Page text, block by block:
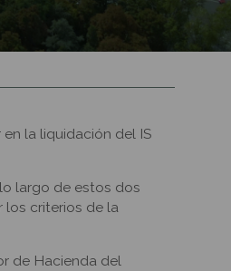
la liquidación del IS
largo de estos dos
los criterios de la
de Hacienda del